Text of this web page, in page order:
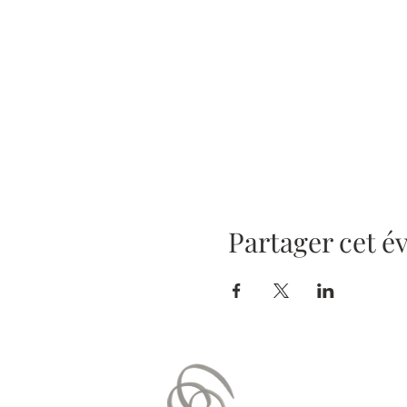
Partager cet